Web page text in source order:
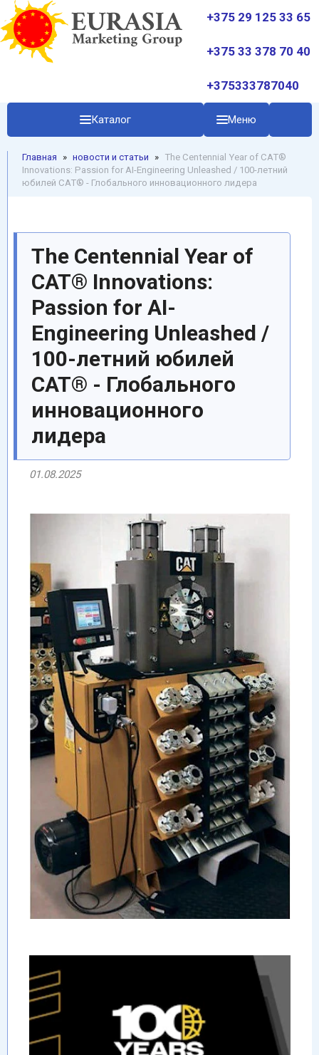
+375 29 125 33 65
+375 33 378 70 40
+375333787040
Каталог Меню
Главная » новости и статьи » The Centennial Year of CАТ®
Innovations: Passion for AI-Engineering Unleashed / 100-летний
юбилей CАТ® - Глобального инновационного лидера
The Centennial Year of
CАТ® Innovations:
Passion for AI-
Engineering Unleashed /
100-летний юбилей
CАТ® - Глобального
инновационного
лидера
01.08.2025